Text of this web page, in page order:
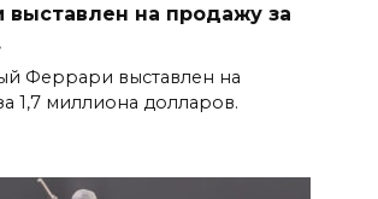
выставлен на продажу за
Феррари выставлен на
1,7 миллиона долларов.